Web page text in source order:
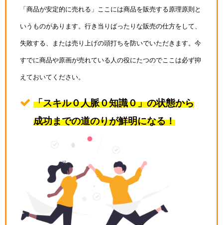
「商品が安定的に売れる」ここには商品を販売する原理原則と
いうものがあります。行き当りばったりな販売の仕方をして、
失敗する、または売り上げの頭打ちを防いでいただきます。今
すでに商品や原画が売れている人の役にたつのでここは必ず抑
えておいてください。
「スキル０人脈０知識０」の状態から
成功までの道のりが鮮明になる！